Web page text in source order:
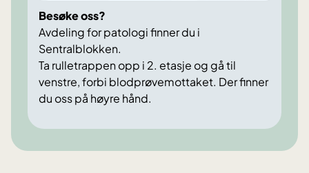
Besøke oss?
Avdeling for patologi finner du i
Sentralblokken.
Ta rulletrappen opp i 2. etasje og gå til
venstre, forbi blodprøvemottaket. Der finner
du oss på høyre hånd.